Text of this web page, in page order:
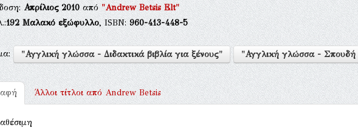
Απρίλιος 2010από"Andrew Betsis Elt"
192 Μαλακό εξώφυλλο, ISBN:960-413-448-5
"Αγγλική γλώσσα - Διδακτικά βιβλία για ξένους" "Αγγλική γλώσσα - Σπουδή
Άλλοι τίτλοι απόAndrew Betsis